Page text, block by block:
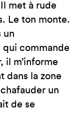
met à rude
Le ton monte.
un
qui commande
il m’informe
dans la zone
un
de se